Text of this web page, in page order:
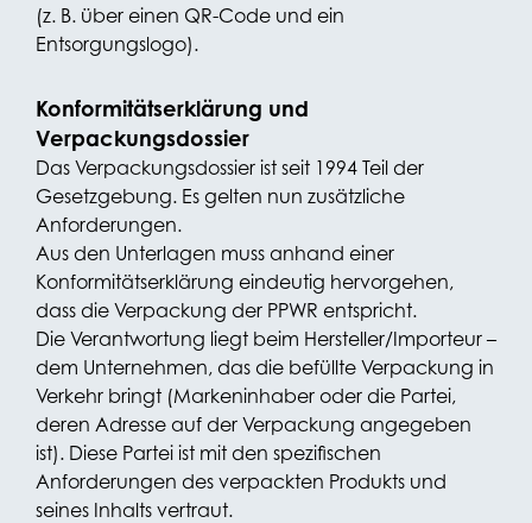
(z. B. über einen QR-Code und ein
Entsorgungslogo).
Konformitätserklärung und
Verpackungsdossier
Das Verpackungsdossier ist seit 1994 Teil der
Gesetzgebung. Es gelten nun zusätzliche
Anforderungen.
Aus den Unterlagen muss anhand einer
Konformitätserklärung eindeutig hervorgehen,
dass die Verpackung der PPWR entspricht.
Die Verantwortung liegt beim Hersteller/Importeur –
dem Unternehmen, das die befüllte Verpackung in
Verkehr bringt (Markeninhaber oder die Partei,
deren Adresse auf der Verpackung angegeben
ist). Diese Partei ist mit den spezifischen
Anforderungen des verpackten Produkts und
seines Inhalts vertraut.